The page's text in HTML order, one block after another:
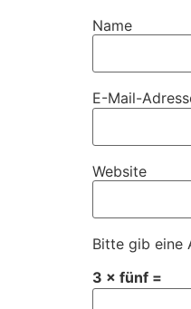
Name
E-Mail-
Website
Bitte gib eine
3 × fünf =